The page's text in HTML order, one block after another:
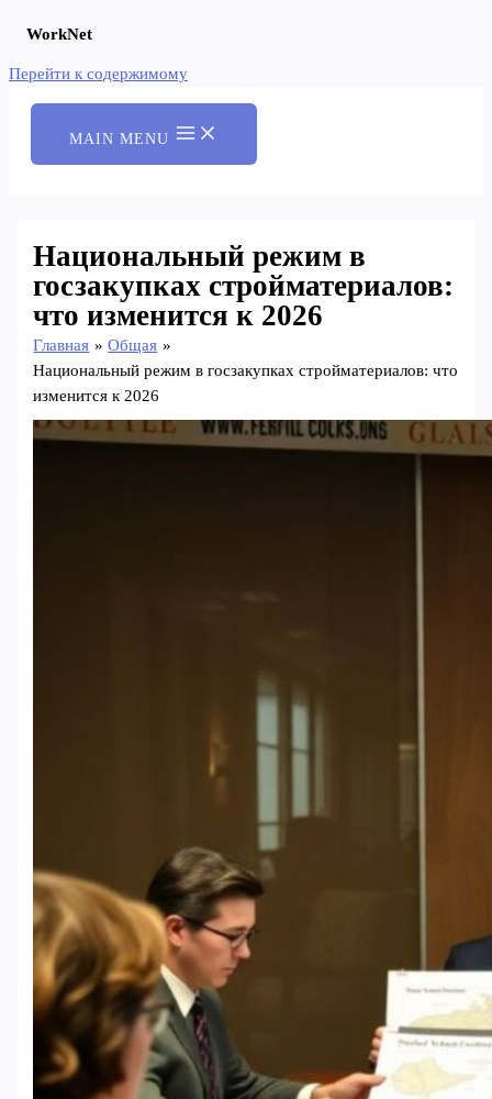
WorkNet
Перейти к содержимому
MAIN MENU
Национальный режим в
госзакупках стройматериалов:
что изменится к 2026
Главная
Общая
Национальный режим в госзакупках стройматериалов: что
изменится к 2026